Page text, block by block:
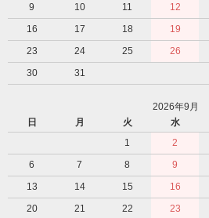
9
10 11 12
16
17 18 19
23
24 25 26
30
31
2026年9月
日
月 火 水
1
2
6
7 8 9
13
14 15 16
20
21 22 23